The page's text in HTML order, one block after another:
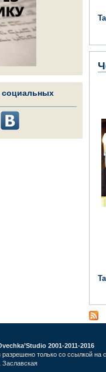
социальных
2001-2011-2016
только со ссылкой на
Заславская